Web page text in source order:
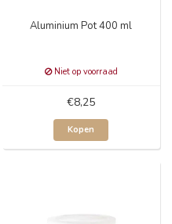
Aluminium Pot 400 ml
Niet op voorraad
€8,25
Kopen